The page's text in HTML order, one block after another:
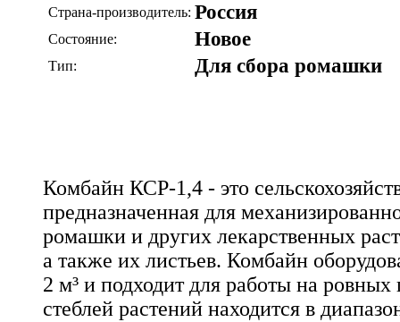
Страна-производитель: Россия
Состояние: Новое
Тип: Для сбора ромашки
Комбайн КСР-1,4 - это
предназначенная для
ромашки и других лекарственных
а также их листьев. Комбайн
2 м³ и подходит для работы на ровных
стеблей растений находится в